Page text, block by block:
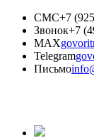
СМС+7
Звонок+7
MAX
Telegram
Письмо